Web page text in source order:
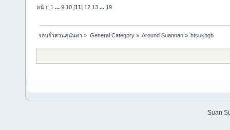
หน้า: 1 ...9 10 [11] 12 13 ... 19
รอบรั้วสวนสุนันทา » General Category» Around Suannan» htsukbgb
Suan